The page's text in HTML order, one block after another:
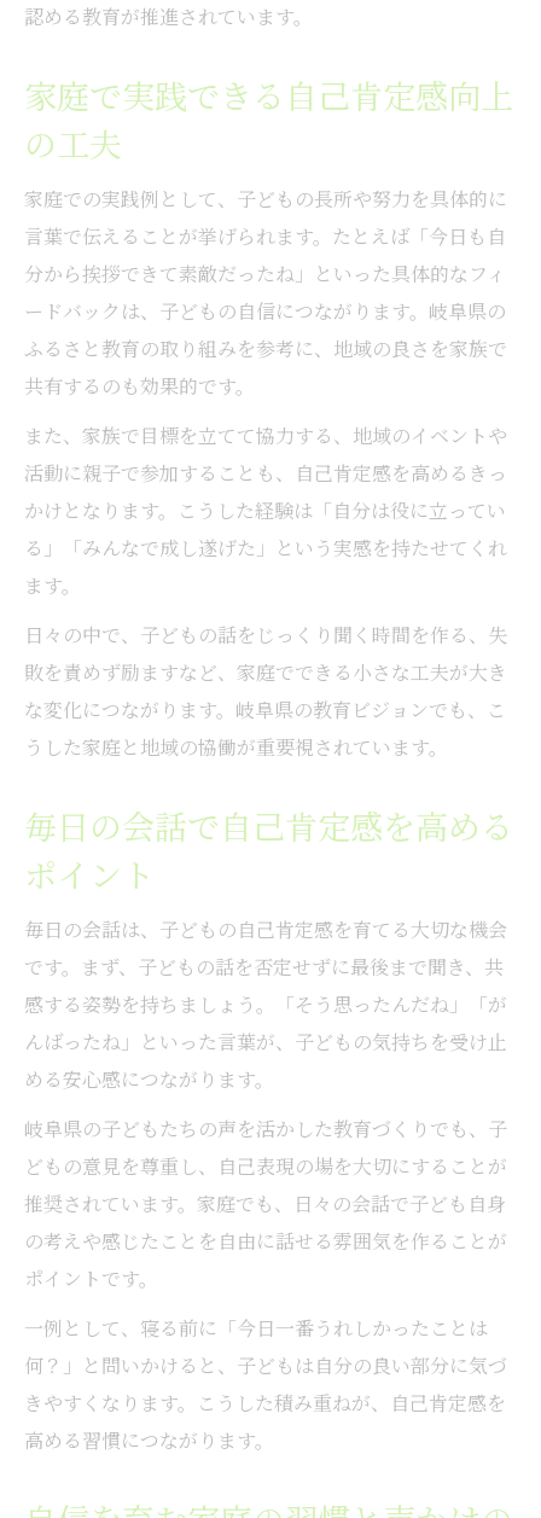
認める教育が推進されています。
家庭で実践できる自己肯定感向上
の工夫
家庭での実践例として、子どもの長所や努力を具体的に
言葉で伝えることが挙げられます。たとえば「今日も自
分から挨拶できて素敵だったね」といった具体的なフィ
ードバックは、子どもの自信につながります。岐阜県の
ふるさと教育の取り組みを参考に、地域の良さを家族で
共有するのも効果的です。
また、家族で目標を立てて協力する、地域のイベントや
活動に親子で参加することも、自己肯定感を高めるきっ
かけとなります。こうした経験は「自分は役に立ってい
る」「みんなで成し遂げた」という実感を持たせてくれ
ます。
日々の中で、子どもの話をじっくり聞く時間を作る、失
敗を責めず励ますなど、家庭でできる小さな工夫が大き
な変化につながります。岐阜県の教育ビジョンでも、こ
うした家庭と地域の協働が重要視されています。
毎日の会話で自己肯定感を高める
ポイント
毎日の会話は、子どもの自己肯定感を育てる大切な機会
です。まず、子どもの話を否定せずに最後まで聞き、共
感する姿勢を持ちましょう。「そう思ったんだね」「が
んばったね」といった言葉が、子どもの気持ちを受け止
める安心感につながります。
岐阜県の子どもたちの声を活かした教育づくりでも、子
どもの意見を尊重し、自己表現の場を大切にすることが
推奨されています。家庭でも、日々の会話で子ども自身
の考えや感じたことを自由に話せる雰囲気を作ることが
ポイントです。
一例として、寝る前に「今日一番うれしかったことは
何？」と問いかけると、子どもは自分の良い部分に気づ
きやすくなります。こうした積み重ねが、自己肯定感を
高める習慣につながります。